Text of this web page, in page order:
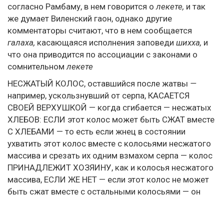
согласно Рамбаму, в нем говорится олекете, и так
же думает Виленский гаон, однако другие
комментаторы считают, что в нем сообщается
галаха, касающаяся исполнения заповеди шихха, и
что она приводится по ассоциации с законами о
сомнительномлекете
НЕСЖАТЫЙ КОЛОС, оставшийся после жатвы —
например, ускользнувший от серпа, КАСАЕТСЯ
СВОЕЙ ВЕРХУШКОЙ — когда сгибается — несжатых
ХЛЕБОВ: ЕСЛИ этот колос может быть СЖАТ вместе
С ХЛЕБАМИ — то есть если жнец в состоянии
ухватить этот колос вместе с колосьями несжатого
массива и срезать их одним взмахом серпа — колос
ПРИНАДЛЕЖИТ ХОЗЯИНУ, как и колосья несжатого
массива, ЕСЛИ ЖЕ НЕТ — если этот колос не может
быть сжат вместе с остальными колосьями — он